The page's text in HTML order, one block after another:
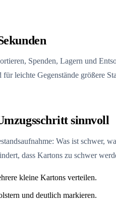
Spenden, Lagern und
leichte Gegenstände größere
sinnvoll
Was ist schwer,
dass Kartons zu schwer
kleine Kartons verteilen.
und deutlich markieren.